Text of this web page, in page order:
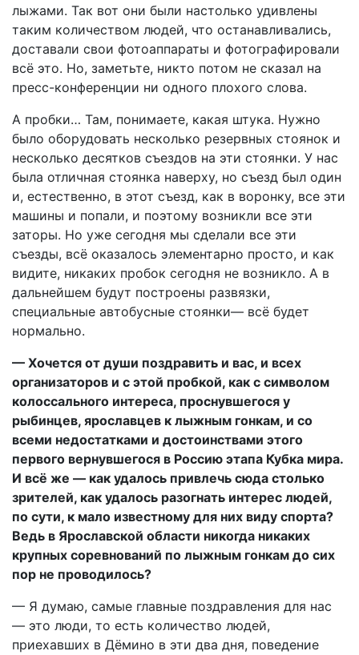
лыжами. Так вот они были настолько удивлены
таким количеством людей, что останавливались,
доставали свои фотоаппараты и фотографировали
всё это. Но, заметьте, никто потом не сказал на
пресс-конференции ни одного плохого слова.
А пробки… Там, понимаете, какая штука. Нужно
было оборудовать несколько резервных стоянок и
несколько десятков съездов на эти стоянки. У нас
была отличная стоянка наверху, но съезд был один
и, естественно, в этот съезд, как в воронку, все эти
машины и попали, и поэтому возникли все эти
заторы. Но уже сегодня мы сделали все эти
съезды, всё оказалось элементарно просто, и как
видите, никаких пробок сегодня не возникло. А в
дальнейшем будут построены развязки,
специальные автобусные стоянки— всё будет
нормально.
— Хочется от души поздравить и вас, и всех
организаторов и с этой пробкой, как с символом
колоссального интереса, проснувшегося у
рыбинцев, ярославцев к лыжным гонкам, и со
всеми недостатками и достоинствами этого
первого вернувшегося в Россию этапа Кубка мира.
И всё же — как удалось привлечь сюда столько
зрителей, как удалось разогнать интерес людей,
по сути, к мало известному для них виду спорта?
Ведь в Ярославской области никогда никаких
крупных соревнований по лыжным гонкам до сих
пор не проводилось?
— Я думаю, самые главные поздравления для нас
— это люди, то есть количество людей,
приехавших в Дёмино в эти два дня, поведение